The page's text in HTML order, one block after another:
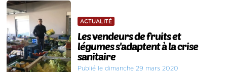
ACTUALITÉ
Les vendeurs de fruits et
légumes s'adaptent à la crise
sanitaire
Publié le dimanche 29 mars 2020